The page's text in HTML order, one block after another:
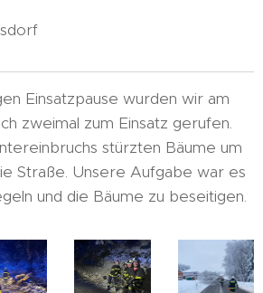
Einsatzpause wurden wir am
zweimal zum Einsatz gerufen.
stürzten Bäume um
Straße. Unsere Aufgabe war es
und die Bäume zu beseitigen.